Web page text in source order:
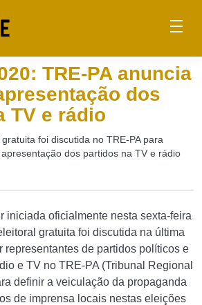
TRE-PA anuncia
dos
TV e rádio
foi discutida no TRE-PA para
dos partidos na TV e rádio
iniciada oficialmente nesta sexta-feira
gratuita foi discutida na última
representantes de partidos políticos e
e TV no TRE-PA (Tribunal Regional
definir a veiculação da propaganda
de imprensa locais nestas eleições